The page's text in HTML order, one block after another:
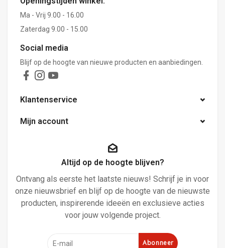
Ma - Vrij 9.00 - 16.00
Zaterdag 9.00 - 15.00
Social media
Blijf op de hoogte van nieuwe producten en aanbiedingen.
Klantenservice
Mijn account
Altijd op de hoogte blijven?
Ontvang als eerste het laatste nieuws! Schrijf je in voor
onze nieuwsbrief en blijf op de hoogte van de nieuwste
producten, inspirerende ideeën en exclusieve acties
voor jouw volgende project.
Abonneer